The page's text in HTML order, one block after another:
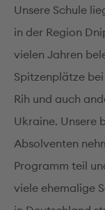
Unsere Schule
in der Region
vielen Jahren
Spitzenplätze
Rih und auch
Ukraine. Unsere
Absolventen
Programm teil
viele ehemalige